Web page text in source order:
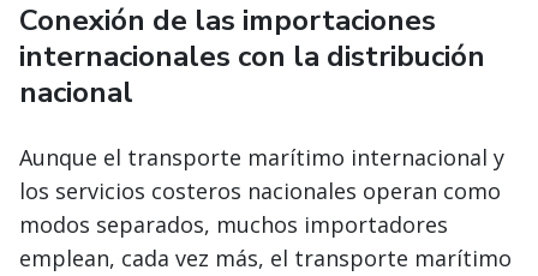
Conexión de las importaciones
internacionales con la distribución
nacional
Aunque el transporte marítimo internacional y
los servicios costeros nacionales operan como
modos separados, muchos importadores
emplean, cada vez más, el transporte marítimo